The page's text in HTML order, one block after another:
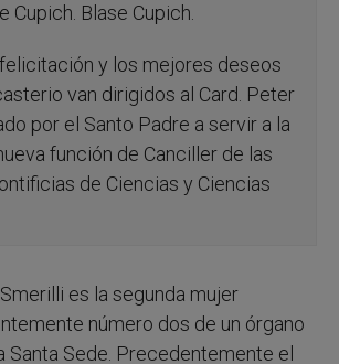
Cupich. Blase Cupich.
y los mejores deseos
van dirigidos al Card. Peter
por el Santo Padre a servir a la
función de Canciller de las
de Ciencias y Ciencias
es la segunda mujer
número dos de un órgano
Santa Sede. Precedentemente el